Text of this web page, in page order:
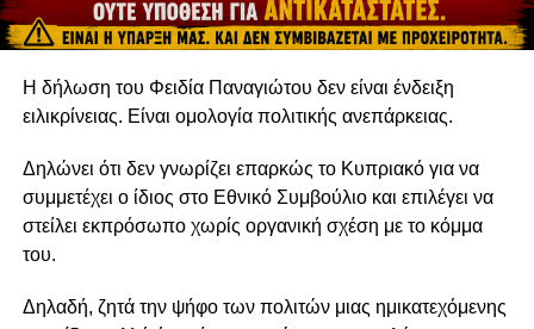
Η δήλωση του Φειδία Παναγιώτου δεν είναι ένδειξη
ειλικρίνειας. Είναι ομολογία πολιτικής ανεπάρκειας.
Δηλώνει ότι δεν γνωρίζει επαρκώς το Κυπριακό για να
συμμετέχει ο ίδιος στο Εθνικό Συμβούλιο και επιλέγει να
στείλει εκπρόσωπο χωρίς οργανική σχέση με το κόμμα
του.
Δηλαδή, ζητά την ψήφο των πολιτών μιας ημικατεχόμενης